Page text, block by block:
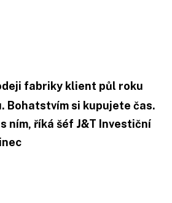
fabriky klient půl roku
Bohatstvím si kupujete čas.
ním, říká šéf J&T Investiční